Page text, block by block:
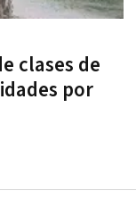
clases de
por